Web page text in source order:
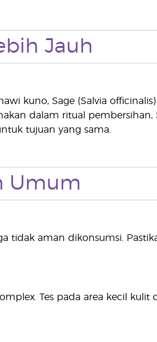
Jauh
kuno, Sage (Salvia
dalam ritual pembersihan,
tujuan yang sama.
Umum
tidak aman dikonsumsi.
Tes pada area kecil